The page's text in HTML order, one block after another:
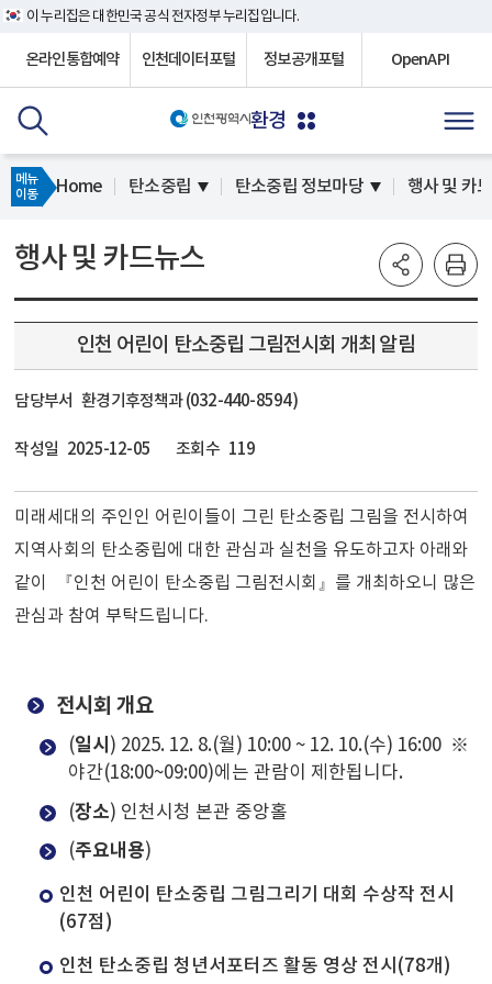
이 누리집은 대한민국 공식 전자정부 누리집입니다.
온라인통합예약 인천데이터포털 정보공개포털 OpenAPI
환경
메뉴
이동
Home 탄소중립 탄소중립 정보마당 행사 및 카
행사 및 카드뉴스
인천 어린이 탄소중립 그림전시회 개최 알림
담당부서 환경기후정책과 (032-440-8594)
작성일 2025-12-05 조회수 119
미래세대의 주인인 어린이들이 그린 탄소중립 그림을 전시하여
지역사회의 탄소중립에 대한 관심과 실천을 유도하고자 아래와
같이 『인천 어린이 탄소중립 그림전시회』를 개최하오니 많은
관심과 참여 부탁드립니다.
전시회 개요
(일시 ) 2025. 12. 8.(월) 10:00 ~ 12. 10.(수) 16:00 ※
야간(18:00~09:00)에는 관람이 제한됩니다.
(장소) 인천시청 본관 중앙홀
(주요내용)
인천 어린이 탄소중립 그림그리기 대회 수상작 전시
(67점)
인천 탄소중립 청년서포터즈 활동 영상 전시(78개)